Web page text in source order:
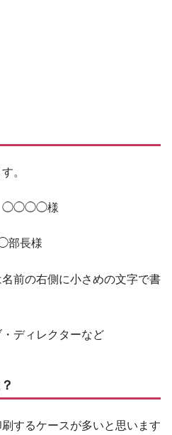
。
◯◯◯◯様
部長様
前の右側に小さめの文字で書
ディレクターなど
するケースが多いと思います